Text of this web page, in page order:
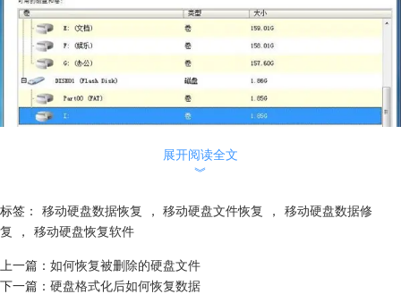
第三步，然后选择删除文件恢复；
展开阅读全文
︾
标签： 移动硬盘数据恢复 ， 移动硬盘文件恢复 ，
移动硬盘数据修
复
， 移动硬盘恢复软件
上一篇： 如何恢复被删除的硬盘文件
下一篇： 硬盘格式化后如何恢复数据